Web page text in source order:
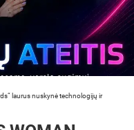
laurus nuskynė technologijų ir